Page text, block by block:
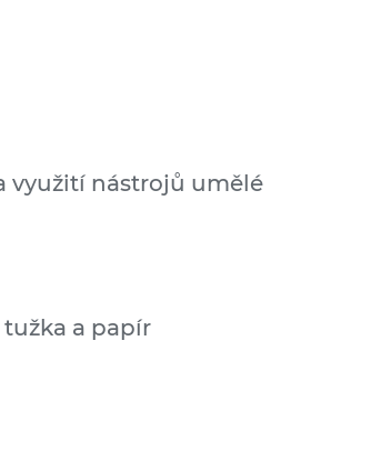
využití nástrojů umělé
a papír